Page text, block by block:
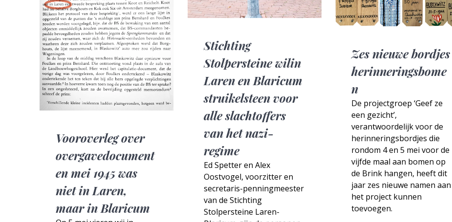
Vooroverleg over
overgavedocument
en mei 1945 was
niet in Laren,
maar in Blaricum
Stichting
Stolpersteine wilin
Laren en Blaricum
struikelsteen voor
alle slachtoffers
van het nazi-
regime
Ed Spetter en Alex
Oostvogel, voorzitter en
secretaris-penningmeester
van de Stichting
Stolpersteine Laren-
Zes nieuwe bordjes
herinneringsbome
n
De projectgroep ‘Geef ze
een gezicht’,
verantwoordelijk voor de
herinneringsbordjes die
rondom 4 en 5 mei voor de
vijfde maal aan bomen op
de Brink hangen, heeft dit
jaar zes nieuwe namen aan
het project kunnen
toevoegen.